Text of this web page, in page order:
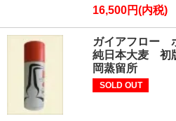
16,500円(内税)
ガイアフロー
純日本大麦
岡蒸留所
SOLD OUT